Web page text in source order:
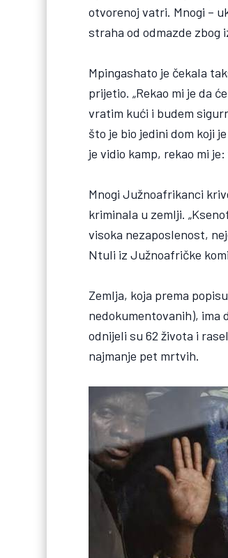
otvorenoj vatri. Mnogi –
straha od odmazde zbog
Mpingashato je čekala
prijetio. „Rekao mi je da
vratim kući i budem
što je bio jedini dom koji
je vidio kamp, rekao mi
Mnogi Južnoafrikanci
kriminala u zemlji.
visoka nezaposlenost,
Ntuli iz Južnoafričke
Zemlja, koja prema
nedokumentovanih), ima
odnijeli su 62 života i
najmanje pet mrtvih.